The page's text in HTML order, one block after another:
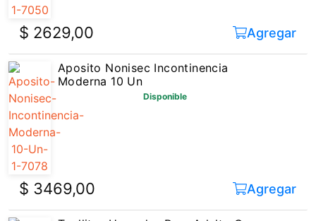
$ 2629,00 Agregar
Aposito Nonisec Incontinencia
Moderna 10 Un
Disponible
$ 3469,00 Agregar